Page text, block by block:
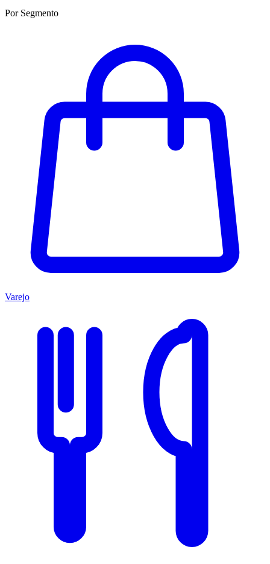
Por Segmento
Varejo